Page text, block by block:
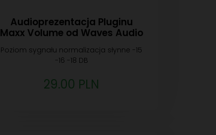
Audioprezentacja Pluginu
Maxx Volume od Waves Audio
Poziom sygnału normalizacja słynne -15
-16 -18 DB
29.00 PLN